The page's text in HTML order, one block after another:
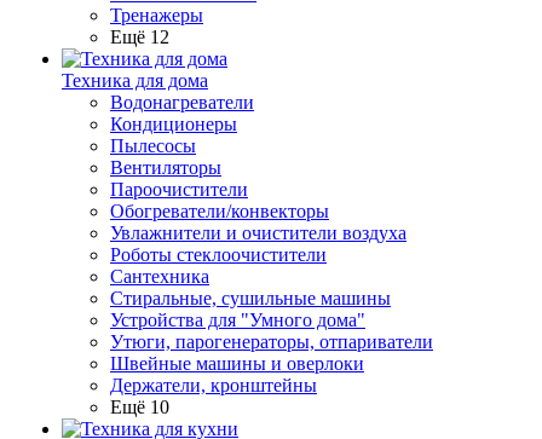
Тренажеры
Ещё 12
Техника для дома
Водонагреватели
Кондиционеры
Пылесосы
Вентиляторы
Пароочистители
Обогреватели/конвекторы
Увлажнители и очистители воздуха
Роботы стеклоочистители
Сантехника
Стиральные, сушильные машины
Устройства для "Умного дома"
Утюги, парогенераторы, отпариватели
Швейные машины и оверлоки
Держатели, кронштейны
Ещё 10